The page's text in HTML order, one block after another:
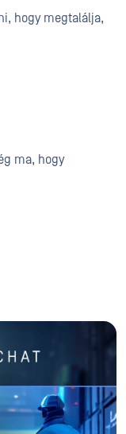
hogy megtalálja,
ma, hogy